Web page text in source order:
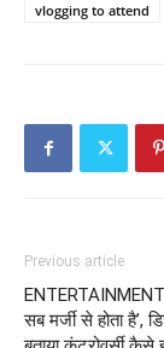
vlogging to attend
Previous article
सब मर्जी से होता है’,